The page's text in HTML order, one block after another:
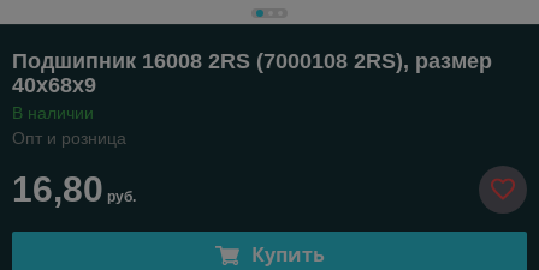
Подшипник 16008 2RS (7000108 2RS), размер
40х68х9
В наличии
Опт и розница
16,80 руб.
Купить